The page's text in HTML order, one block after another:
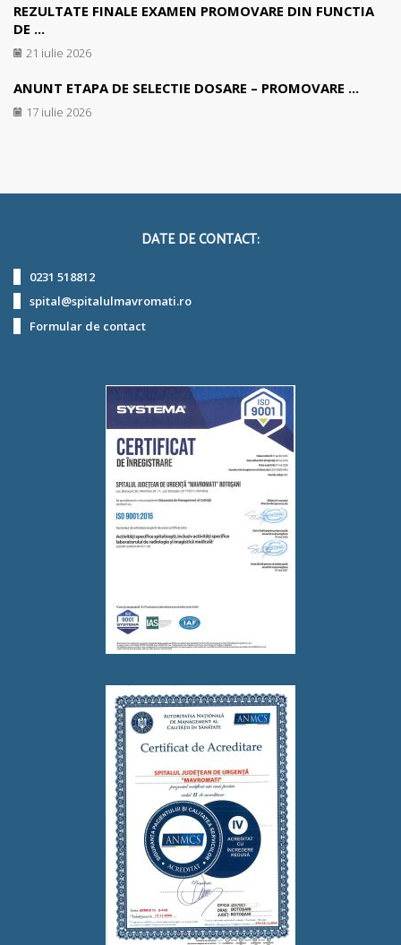
REZULTATE FINALE EXAMEN PROMOVARE DIN FUNCTIA
DE ...
21 iulie 2026
ANUNT ETAPA DE SELECTIE DOSARE – PROMOVARE ...
17 iulie 2026
DATE DE CONTACT:
0231 518812
spital@spitalulmavromati.ro
Formular de contact